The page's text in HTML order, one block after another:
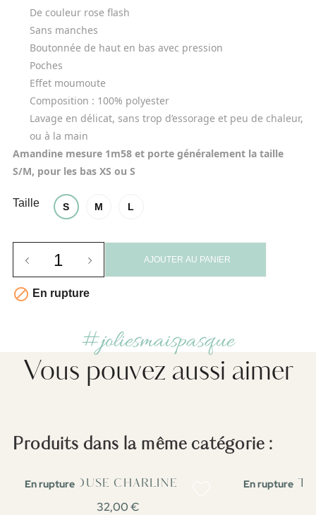
De couleur rose flash
Sans manches
Boutonnée de haut en bas avec pression
Poches
Effet moumoute
Composition : 100% polyester
Lavage en délicat, sans trop d’essorage et peu de chaleur,
ou à la main
Amandine mesure 1m58 et porte généralement la taille
S/M, pour les bas XS ou S
Taille S M L
AJOUTER AU PANIER
 En rupture
#joliesmaispasque
Vous pouvez aussi aimer
Produits dans la même catégorie :
BLOUSE CHARLINE
32,00 €
En rupture En rupture